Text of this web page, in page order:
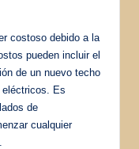
costoso debido a la
pueden incluir el
de un nuevo techo
Es
de
cualquier